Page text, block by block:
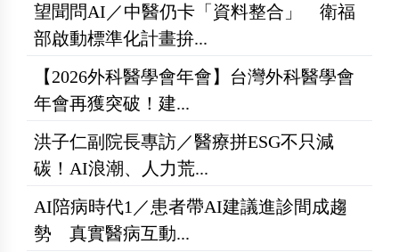
望聞問AI／中醫仍卡「資料整合」 衛福
部啟動標準化計畫拚...
【2026外科醫學會年會】台灣外科醫學會
年會再獲突破！建...
洪子仁副院長專訪／醫療拼ESG不只減
碳！AI浪潮、人力荒...
AI陪病時代1／患者帶AI建議進診間成趨
勢 真實醫病互動...